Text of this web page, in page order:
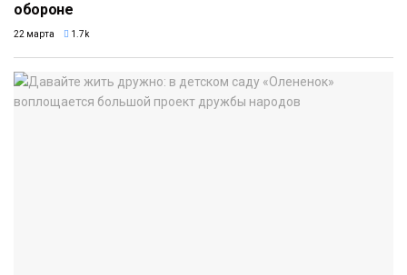
обороне
22 марта 1.7k